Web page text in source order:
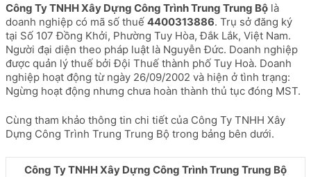
diện
hoặc
mã
số
thuế
...
Công Ty TNHH Xây Dựng Công Trình Trung Trung Bộ là
doanh nghiệp có mã số thuế 4400313886. Trụ sở đăng ký
tại Số 107 Đồng Khởi, Phường Tuy Hòa, Đắk Lắk, Việt Nam.
Người đại diện theo pháp luật là Nguyễn Đức. Doanh nghiệp
được quản lý thuế bởi Đội Thuế thành phố Tuy Hoà. Doanh
nghiệp hoạt động từ ngày 26/09/2002 và hiện ở tình trạng:
Ngừng hoạt động nhưng chưa hoàn thành thủ tục đóng MST.
Cùng tham khảo thông tin chi tiết của Công Ty TNHH Xây
Dựng Công Trình Trung Trung Bộ trong bảng bên dưới.
Công Ty TNHH Xây Dựng Công Trình Trung Trung Bộ